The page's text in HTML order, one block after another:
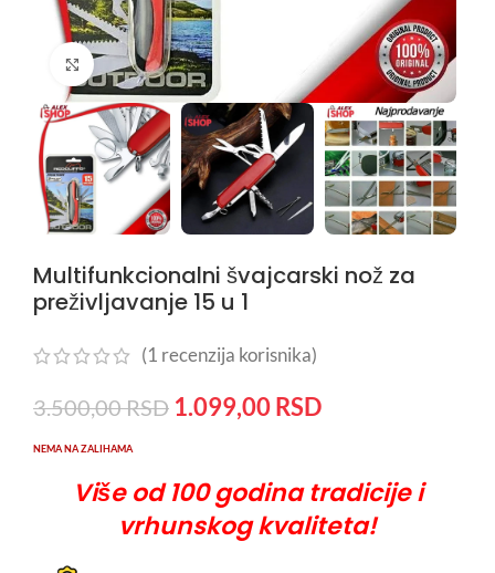
Kliknite da uvećate
Multifunkcionalni švajcarski nož za
preživljavanje 15 u 1
(1 recenzija korisnika)
3.500,00RSD 1.099,00RSD
NEMA NA ZALIHAMA
Više od 100 godina tradicije i
vrhunskog kvaliteta!